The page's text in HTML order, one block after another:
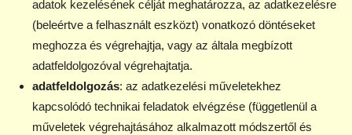
adatok kezelésének célját meghatározza, az adatkezelésre
(beleértve a felhasznált eszközt) vonatkozó döntéseket
meghozza és végrehajtja, vagy az általa megbízott
adatfeldolgozóval végrehajtatja.
adatfeldolgozás: az adatkezelési műveletekhez
kapcsolódó technikai feladatok elvégzése (függetlenül a
műveletek végrehajtásához alkalmazott módszertől és